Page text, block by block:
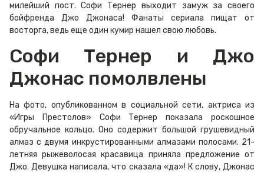
милейший пост. Софи Тернер выходит замуж за своего
бойфренда Джо Джонаса! Фанаты сериала пищат от
восторга, ведь еще один кумир нашел свою любовь.
Софи Тернер и Джо
Джонас помолвлены
На фото, опубликованном в социальной сети, актриса из
«Игры Престолов» Софи Тернер показала роскошное
обручальное кольцо. Оно содержит большой грушевидный
алмаз с двумя инкрустированными алмазами полосами. 21-
летняя рыжеволосая красавица приняла предложение от
Джо. Девушка написала, что сказала «да»! К слову, Джонас